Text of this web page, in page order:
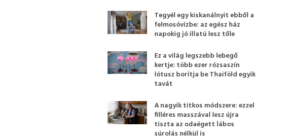
Tegyél egy kiskanálnyit ebből a
felmosóvízbe: az egész ház
napokig jó illatú lesz tőle
Ez a világ legszebb lebegő
kertje: több ezer rózsaszín
lótusz borítja be Thaiföld egyik
tavát
A nagyik titkos módszere: ezzel
filléres masszával lesz újra
tiszta az odaégett lábos
súrolás nélkül is